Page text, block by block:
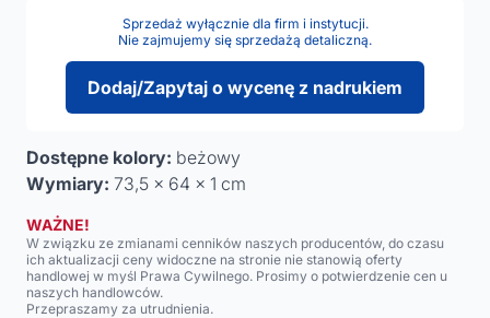
Sprzedaż wyłącznie dla firm i instytucji.
Nie zajmujemy się sprzedażą detaliczną.
Dodaj/Zapytaj o wycenę z nadrukiem
Dostępne kolory: beżowy
Wymiary: 73,5 x 64 x 1 cm
WAŻNE!
W związku ze zmianami cenników naszych producentów, do czasu
ich aktualizacji ceny widoczne na stronie nie stanowią oferty
handlowej w myśl Prawa Cywilnego. Prosimy o potwierdzenie cen u
naszych handlowców.
Przepraszamy za utrudnienia.